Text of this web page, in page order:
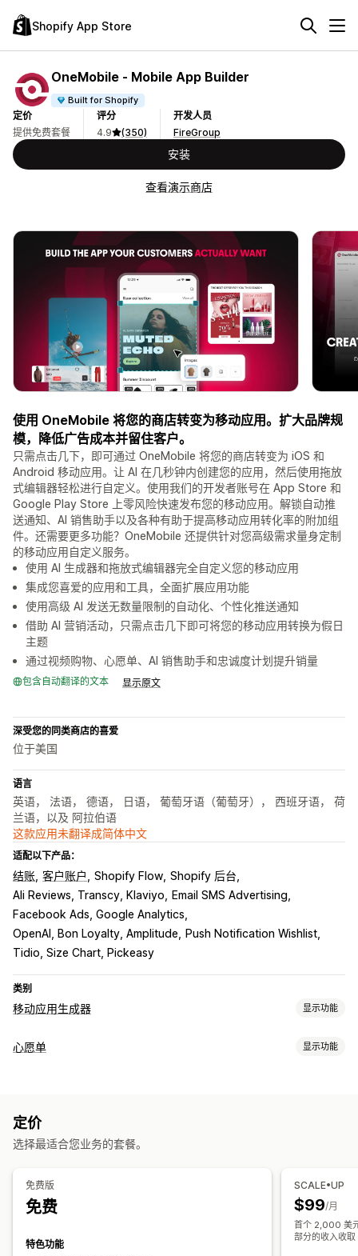
Shopify App Store
OneMobile ‑ Mobile App Builder
Built for Shopify
定价
提供免费套餐
评分
4.9
(350)
开发人员
FireGroup
安装
查看演示商店
使用 OneMobile 将您的商店转变为移动应用。扩大品牌规
模，降低广告成本并留住客户。
只需点击几下，即可通过 OneMobile 将您的商店转变为 iOS 和
Android 移动应用。让 AI 在几秒钟内创建您的应用，然后使用拖放
式编辑器轻松进行自定义。使用我们的开发者账号在 App Store 和
Google Play Store 上零风险快速发布您的移动应用。解锁自动推
送通知、AI 销售助手以及各种有助于提高移动应用转化率的附加组
件。还需要更多功能？OneMobile 还提供针对您高级需求量身定制
的移动应用自定义服务。
使用 AI 生成器和拖放式编辑器完全自定义您的移动应用
集成您喜爱的应用和工具，全面扩展应用功能
使用高级 AI 发送无数量限制的自动化、个性化推送通知
借助 AI 营销活动，只需点击几下即可将您的移动应用转换为假日
主题
通过视频购物、心愿单、AI 销售助手和忠诚度计划提升销量
包含自动翻译的文本 显示原文
深受您的同类商店的喜爱
位于美国
语言
英语， 法语， 德语， 日语， 葡萄牙语（葡萄牙）， 西班牙语， 荷
兰语，以及 阿拉伯语
这款应用未翻译成简体中文
适配以下产品：
结账 客户账户 Shopify Flow Shopify 后台
Ali Reviews, Transcy, Klaviyo
Email SMS Advertising
Facebook Ads, Google Analytics
OpenAI, Bon Loyalty, Amplitude
Push Notification Wishlist
Tidio, Size Chart, Pickeasy
类别
移动应用生成器 显示功能
自定义
推送通知
弃购 自动通知 产品到货
心愿单 显示功能
自定义
电子邮件模板
购买提醒
定价
选择最适合您业务的套餐。
免费版
免费
特色功能
SCALE•UP
$99/月
首个 2,000 美
部分的收入收